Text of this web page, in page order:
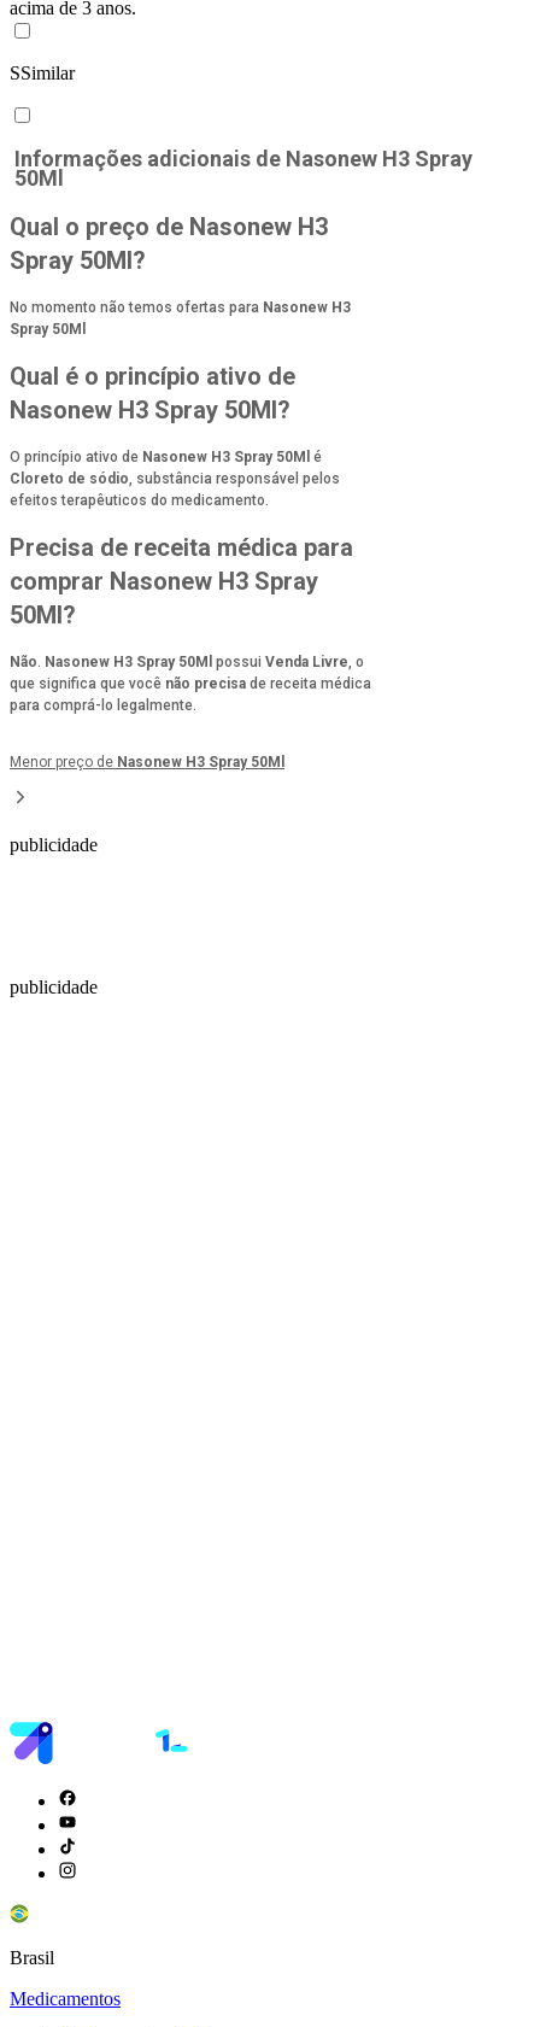
acima de 3 anos.
SSimilar
Informações adicionais de Nasonew H3 Spray
50Ml
Qual o preço de Nasonew H3
Spray 50Ml?
No momento não temos ofertas para Nasonew H3
Spray 50Ml
Qual é o princípio ativo de
Nasonew H3 Spray 50Ml?
O princípio ativo de Nasonew H3 Spray 50Ml é
Cloreto de sódio , substância responsável pelos
efeitos terapêuticos do medicamento.
Precisa de receita médica para
comprar Nasonew H3 Spray
50Ml?
Não Nasonew H3 Spray 50Ml possui Venda Livre , o
que significa que você não precisa de receita médica
para comprá-lo legalmente.
Menor preço de Nasonew H3 Spray 50Ml
publicidade
publicidade
Brasil
Medicamentos